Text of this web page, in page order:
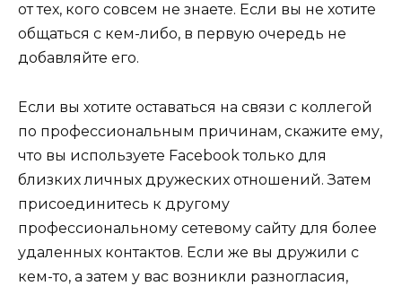
от тех, кого совсем не знаете. Если вы не хотите
общаться с кем-либо, в первую очередь не
добавляйте его.
Если вы хотите оставаться на связи с коллегой
по профессиональным причинам, скажите ему,
что вы используете Facebook только для
близких личных дружеских отношений. Затем
присоединитесь к другому
профессиональному сетевому сайту для более
удаленных контактов. Если же вы дружили с
кем-то, а затем у вас возникли разногласия,